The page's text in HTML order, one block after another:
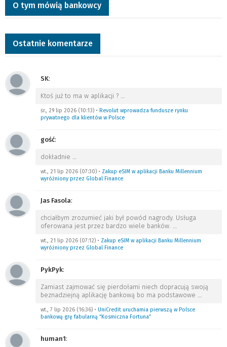
O tym mówią bankowcy
Ostatnie komentarze
SK:
Ktoś już to ma w aplikacji ? …
śr., 29 lip 2026 (10:13) • Revolut wprowadza fundusze rynku
prywatnego dla klientów w Polsce
gość:
dokładnie …
wt., 21 lip 2026 (07:30) • Zakup eSIM w aplikacji Banku Millennium
wyróżniony przez Global Finance
Jas Fasola:
chciałbym zrozumieć jaki był powód nagrody. Usługa
oferowana jest przez bardzo wiele banków. …
wt., 21 lip 2026 (07:12) • Zakup eSIM w aplikacji Banku Millennium
wyróżniony przez Global Finance
PykPyk:
Zamiast zajmować się pierdołami niech dopracują swoją
beznadziejną aplikację bankową bo ma podstawowe …
wt., 7 lip 2026 (16:36) • UniCredit uruchamia pierwszą w Polsce
bankową grę fabularną “Kosmiczna Fortuna”
human1: